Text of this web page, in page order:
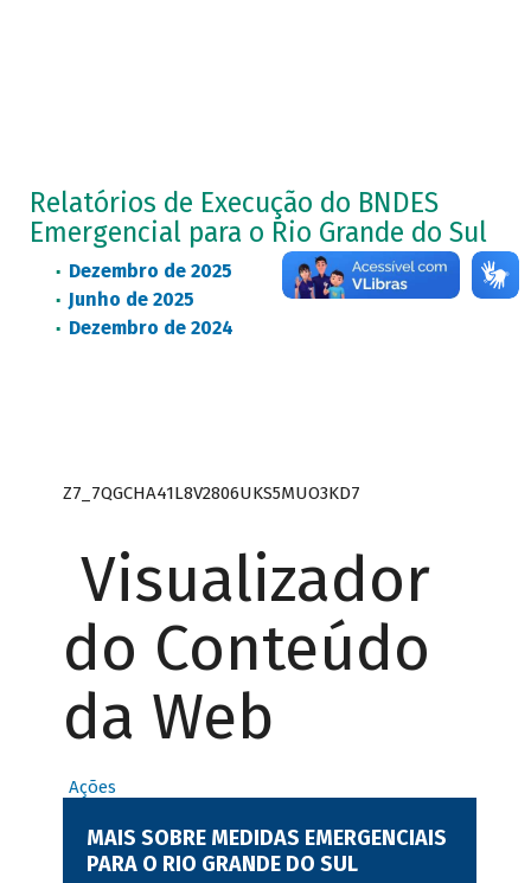
Relatórios de Execução do BNDES
Emergencial para o Rio Grande do Sul
Dezembro de 2025
Junho de 2025
Dezembro de 2024
Z7_7QGCHA41L8V2806UKS5MUO3KD7
Visualizador
do Conteúdo
da Web
Ações
MAIS SOBRE MEDIDAS EMERGENCIAIS
PARA O RIO GRANDE DO SUL